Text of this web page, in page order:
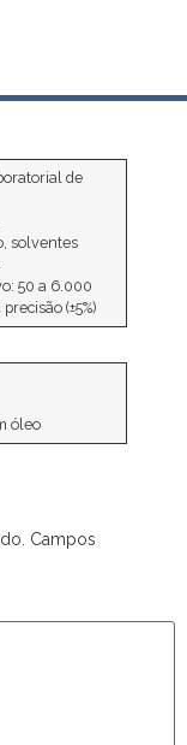
de
solventes
50 a 6.000
(±5%)
óleo
Campos